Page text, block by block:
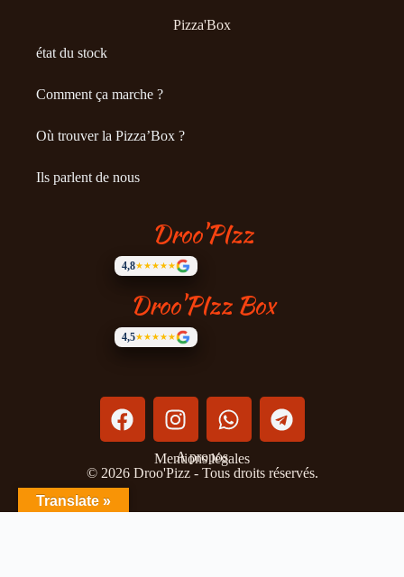
Pizza'Box
état du stock
Comment ça marche ?
Où trouver la Pizza’Box ?
Ils parlent de nous
Droo'PIzz
4,8★★★★★
Droo'PIzz Box
4,5★★★★★
© 2026Droo'Pizz - Tous droits réservés.
Mentions légales
A propos
Translate »